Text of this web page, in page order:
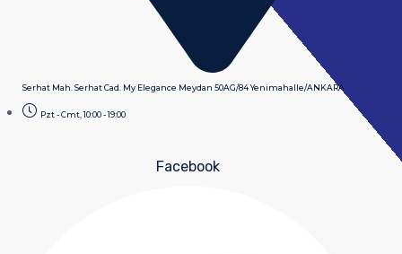
Serhat Mah. Serhat Cad. My Elegance Meydan 50AG/84 Yenimahalle/ANKARA
Pzt - Cmt, 10:00 - 19:00
Facebook